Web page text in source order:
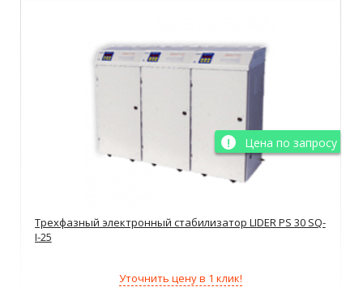
Цена по запросу
Трехфазный электронный стабилизатор LIDER PS 30 SQ-
I-25
Уточнить цену в 1 клик!